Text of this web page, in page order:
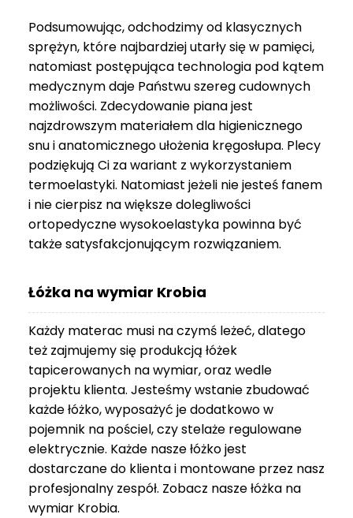
Podsumowując, odchodzimy od klasycznych
sprężyn, które najbardziej utarły się w pamięci,
natomiast postępująca technologia pod kątem
medycznym daje Państwu szereg cudownych
możliwości. Zdecydowanie piana jest
najzdrowszym materiałem dla higienicznego
snu i anatomicznego ułożenia kręgosłupa. Plecy
podziękują Ci za wariant z wykorzystaniem
termoelastyki. Natomiast jeżeli nie jesteś fanem
i nie cierpisz na większe dolegliwości
ortopedyczne wysokoelastyka powinna być
także satysfakcjonującym rozwiązaniem.
Łóżka na wymiar Krobia
Każdy materac musi na czymś leżeć, dlatego
też zajmujemy się produkcją łóżek
tapicerowanych na wymiar, oraz wedle
projektu klienta. Jesteśmy wstanie zbudować
każde łóżko, wyposażyć je dodatkowo w
pojemnik na pościel, czy stelaże regulowane
elektrycznie. Każde nasze łóżko jest
dostarczane do klienta i montowane przez nasz
profesjonalny zespół. Zobacz naszełóżka na
wymiar Krobia.